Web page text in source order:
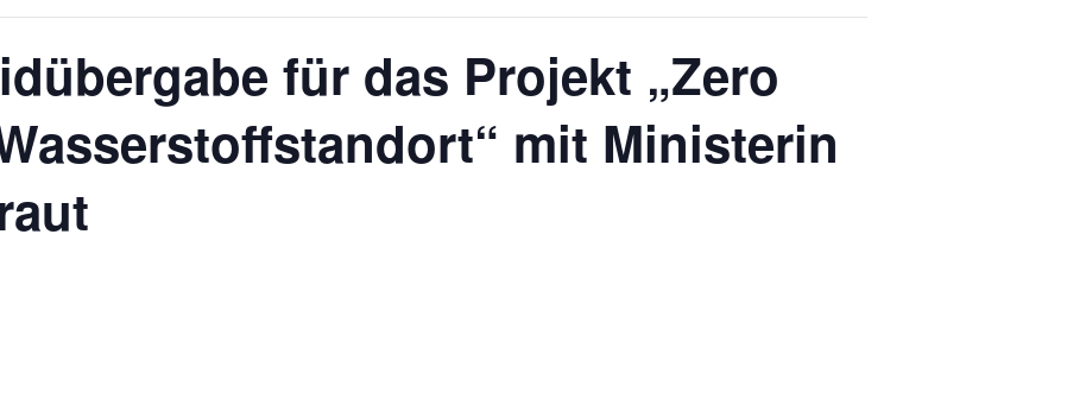
für das Projekt „Zero
mit Ministerin